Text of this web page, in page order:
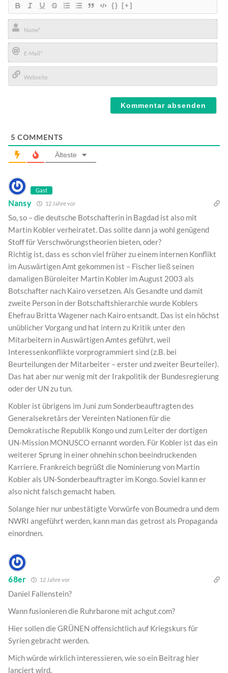
{} [+]
Name*
E-
Mail*
5 COMMENTS
Älteste
Gast
Nansy 12 Jahre vor
So, so – die deutsche Botschafterin in Bagdad ist also mit
Martin Kobler verheiratet. Das sollte dann ja wohl genügend
Stoff für Verschwörungstheorien bieten, oder?
Richtig ist, dass es schon viel früher zu einem internen Konflikt
im Auswärtigen Amt gekommen ist – Fischer ließ seinen
damaligen Büroleiter Martin Kobler im August 2003 als
Botschafter nach Kairo versetzen. Als Gesandte und damit
zweite Person in der Botschaftshierarchie wurde Koblers
Ehefrau Britta Wagener nach Kairo entsandt. Das ist ein höchst
unüblicher Vorgang und hat intern zu Kritik unter den
Mitarbeitern in Auswärtigen Amtes geführt, weil
Interessenkonflikte vorprogrammiert sind (z.B. bei
Beurteilungen der Mitarbeiter – erster und zweiter Beurteiler).
Das hat aber nur wenig mit der Irakpolitik der Bundesregierung
oder der UN zu tun.
Kobler ist übrigens im Juni zum Sonderbeauftragten des
Generalsekretärs der Vereinten Nationen für die
Demokratische Republik Kongo und zum Leiter der dortigen
UN-Mission MONUSCO ernannt worden. Für Kobler ist das ein
weiterer Sprung in einer ohnehin schon beeindruckenden
Karriere. Frankreich begrüßt die Nominierung von Martin
Kobler als UN-Sonderbeauftragter im Kongo. Soviel kann er
also nicht falsch gemacht haben.
Solange hier nur unbestätigte Vorwürfe von Boumedra und dem
NWRI angeführt werden, kann man das getrost als Propaganda
einordnen.
68er 12 Jahre vor
Daniel Fallenstein?
Wann fusionieren die Ruhrbarone mit achgut.com?
Hier sollen die GRÜNEN offensichtlich auf Kriegskurs für
Syrien gebracht werden.
Mich würde wirklich interessieren, wie so ein Beitrag hier
lanciert wird.